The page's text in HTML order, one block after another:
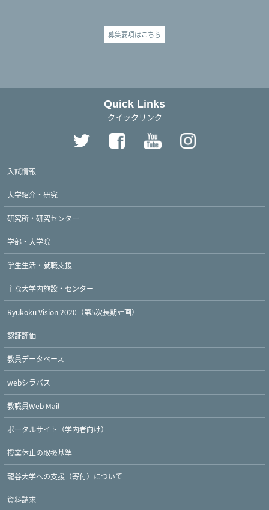
募集要項はこちら
Quick Links
クイックリンク
入試情報
大学紹介・研究
研究所・研究センター
学部・大学院
学生生活・就職支援
主な大学内施設・センター
Ryukoku Vision 2020（第5次長期計画）
認証評価
教員データベース
webシラバス
教職員Web Mail
ポータルサイト（学内者向け）
授業休止の取扱基準
龍谷大学への支援（寄付）について
資料請求